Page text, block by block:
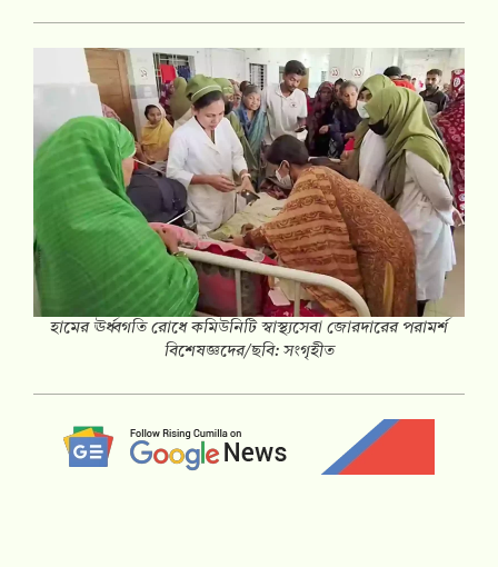
হামের ঊর্ধ্বগতি রোধে কমিউনিটি স্বাস্থ্যসেবা জোরদারের পরামর্শ
বিশেষজ্ঞদের/ছবি: সংগৃহীত